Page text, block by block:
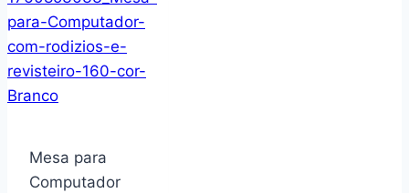
grande
de
sala
Orgânica
Mesa para
Computador